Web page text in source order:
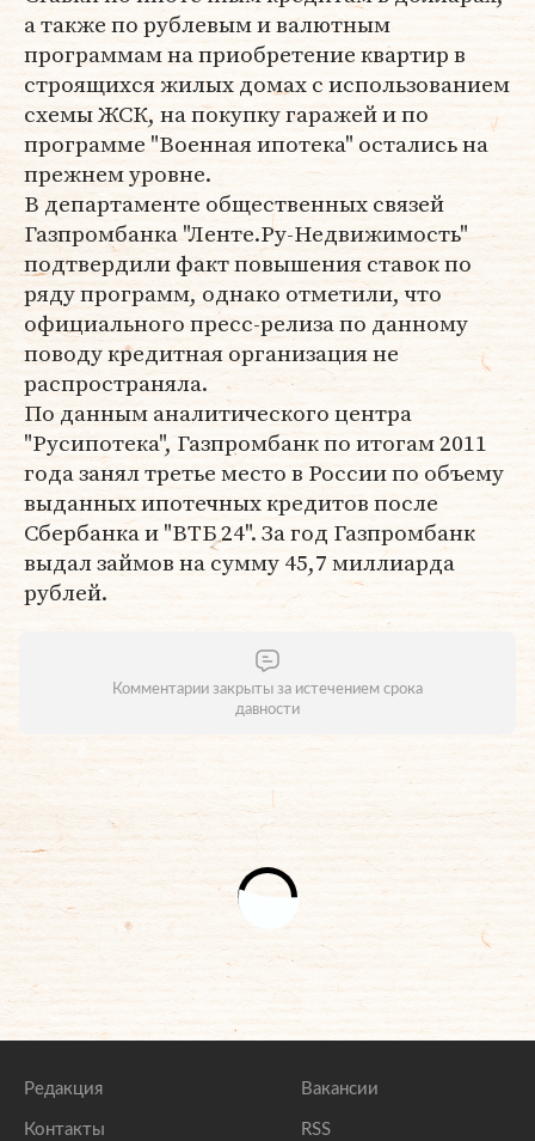
а также по рублевым и валютным
программам на приобретение квартир в
строящихся жилых домах с использованием
схемы ЖСК, на покупку гаражей и по
программе "Военная ипотека" остались на
прежнем уровне.
В департаменте общественных связей
Газпромбанка "Ленте.Ру-Недвижимость"
подтвердили факт повышения ставок по
ряду программ, однако отметили, что
официального пресс-релиза по данному
поводу кредитная организация не
распространяла.
По данным аналитического центра
"Русипотека", Газпромбанк по итогам 2011
года занял третье место в России по объему
выданных ипотечных кредитов после
Сбербанка и "ВТБ 24". За год Газпромбанк
выдал займов на сумму 45,7 миллиарда
рублей.
Комментарии закрыты за истечением срока
давности
Редакция
Контакты
Вакансии
RSS